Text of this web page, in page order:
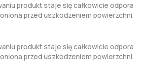
produkt staje się całkowicie odpora
przed uszkodzeniem powierzchni.
produkt staje się całkowicie odpora
przed uszkodzeniem powierzchni.